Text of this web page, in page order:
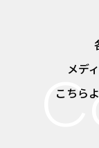
メデ
こちら